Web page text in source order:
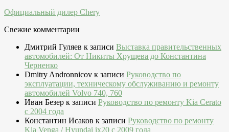
Официальный дилер Chery
Свежие комментарии
Дмитрий Гуляев к записи Выставка правительственных
автомобилей: От Никиты Хрущева до Константина
Черненко
Dmitry Andronnicov к записи Руководство по
эксплуатации, техническому обслуживанию и ремонту
автомобилей Volvo 740, 760
Иван Безер к записи Руководство по ремонту Kia Cerato
c 2004 года
Константин Исаков к записи Руководство по ремонту
Kia Venga / Hyundai ix20 c 2009 года